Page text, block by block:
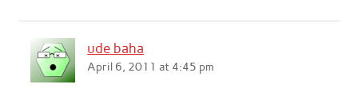
ude baha
April 6, 2011 at 4:45 pm